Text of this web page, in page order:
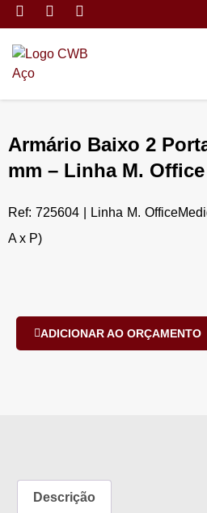
Armário Baixo 2
mm – Linha M.
Ref: 725604 | Linha M.
A x P)
ADICIONAR AO ORÇAMENTO
Descrição